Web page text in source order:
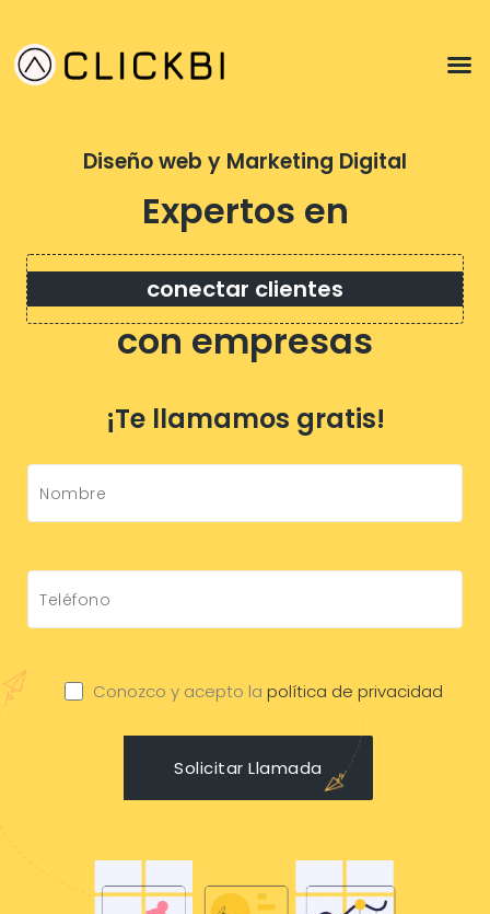
Diseño web y Marketing Digital
Expertos en
conectar clientes
con empresas
¡Te llamamos gratis!
Conozco y acepto lapolítica de privacidad